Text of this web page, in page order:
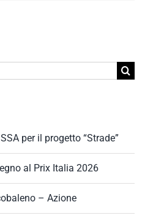
per il progetto “Strade”
al Prix Italia 2026
– Azione